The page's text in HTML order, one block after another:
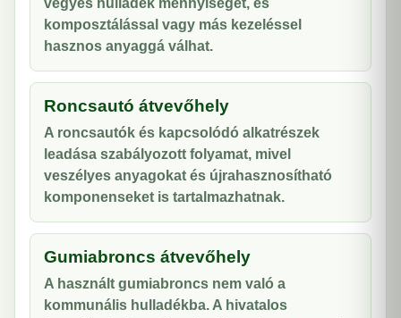
vegyes hulladék mennyiségét, és
komposztálással vagy más kezeléssel
hasznos anyaggá válhat.
Roncsautó átvevőhely
A roncsautók és kapcsolódó alkatrészek
leadása szabályozott folyamat, mivel
veszélyes anyagokat és újrahasznosítható
komponenseket is tartalmazhatnak.
Gumiabroncs átvevőhely
A használt gumiabroncs nem való a
kommunális hulladékba. A hivatalos